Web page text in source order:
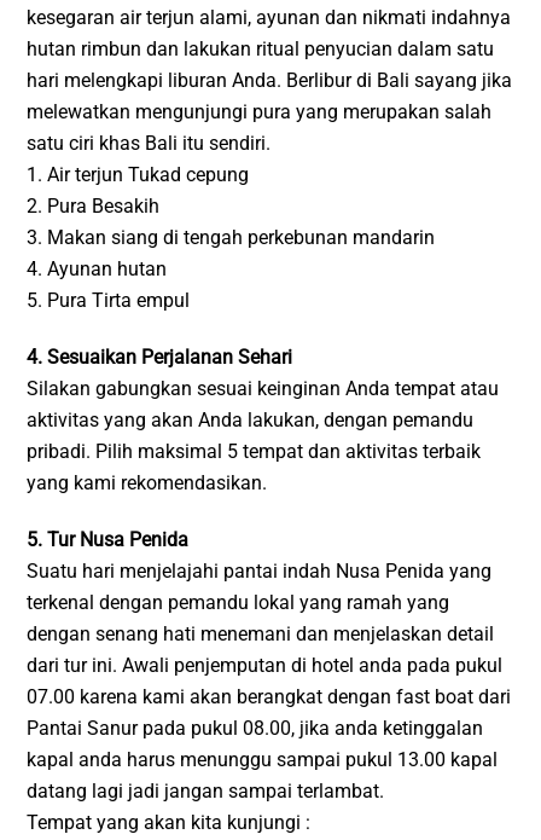
kesegaran air terjun alami, ayunan dan nikmati indahnya
hutan rimbun dan lakukan ritual penyucian dalam satu
hari melengkapi liburan Anda. Berlibur di Bali sayang jika
melewatkan mengunjungi pura yang merupakan salah
satu ciri khas Bali itu sendiri.
1. Air terjun Tukad cepung
2. Pura Besakih
3. Makan siang di tengah perkebunan mandarin
4. Ayunan hutan
5. Pura Tirta empul
4. Sesuaikan Perjalanan Sehari
Silakan gabungkan sesuai keinginan Anda tempat atau
aktivitas yang akan Anda lakukan, dengan pemandu
pribadi. Pilih maksimal 5 tempat dan aktivitas terbaik
yang kami rekomendasikan.
5. Tur Nusa Penida
Suatu hari menjelajahi pantai indah Nusa Penida yang
terkenal dengan pemandu lokal yang ramah yang
dengan senang hati menemani dan menjelaskan detail
dari tur ini. Awali penjemputan di hotel anda pada pukul
07.00 karena kami akan berangkat dengan fast boat dari
Pantai Sanur pada pukul 08.00, jika anda ketinggalan
kapal anda harus menunggu sampai pukul 13.00 kapal
datang lagi jadi jangan sampai terlambat.
Tempat yang akan kita kunjungi :